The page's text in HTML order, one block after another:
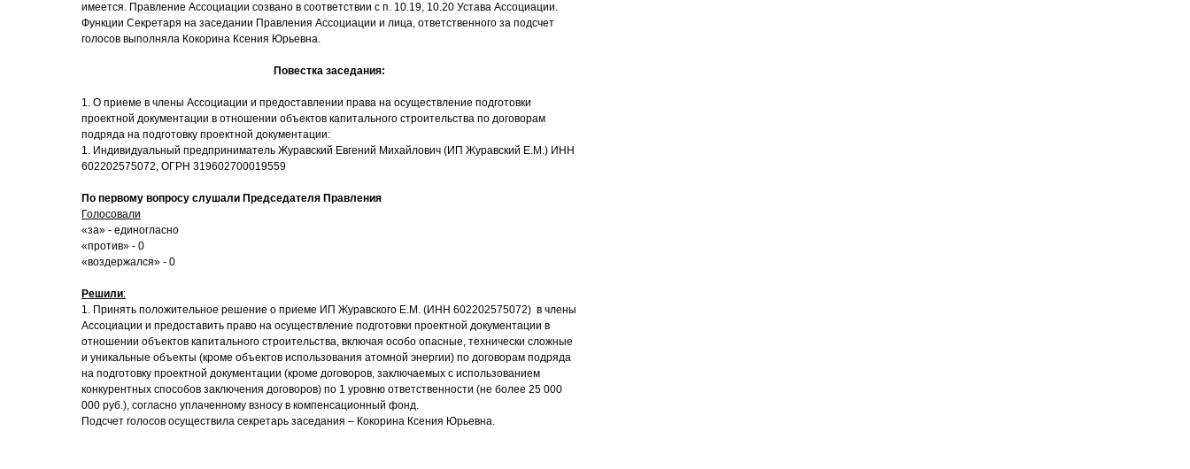
имеется. Правление Ассоциации созвано в соответствии с п. 10.19, 10.20 Устава Ассоциации.
Функции Секретаря на заседании Правления Ассоциации и лица, ответственного за подсчет
голосов выполняла Кокорина Ксения Юрьевна.
Повестка заседания:
1. О приеме в члены Ассоциации и предоставлении права на осуществление подготовки
проектной документации в отношении объектов капитального строительства по договорам
подряда на подготовку проектной документации:
1. Индивидуальный предприниматель Журавский Евгений Михайлович (ИП Журавский Е.М.) ИНН
602202575072, ОГРН 319602700019559
По первому вопросу слушали Председателя Правления
Голосовали
«за» - единогласно
«против» - 0
«воздержался» - 0
Решили:
1. Принять положительное решение о приеме ИП Журавского Е.М. (ИНН 602202575072) в члены
Ассоциации и предоставить право на осуществление подготовки проектной документации в
отношении объектов капитального строительства, включая особо опасные, технически сложные
и уникальные объекты (кроме объектов использования атомной энергии) по договорам подряда
на подготовку проектной документации (кроме договоров, заключаемых с использованием
конкурентных способов заключения договоров) по 1 уровню ответственности (не более 25 000
000 руб.), согласно уплаченному взносу в компенсационный фонд.
Подсчет голосов осуществила секретарь заседания – Кокорина Ксения Юрьевна.